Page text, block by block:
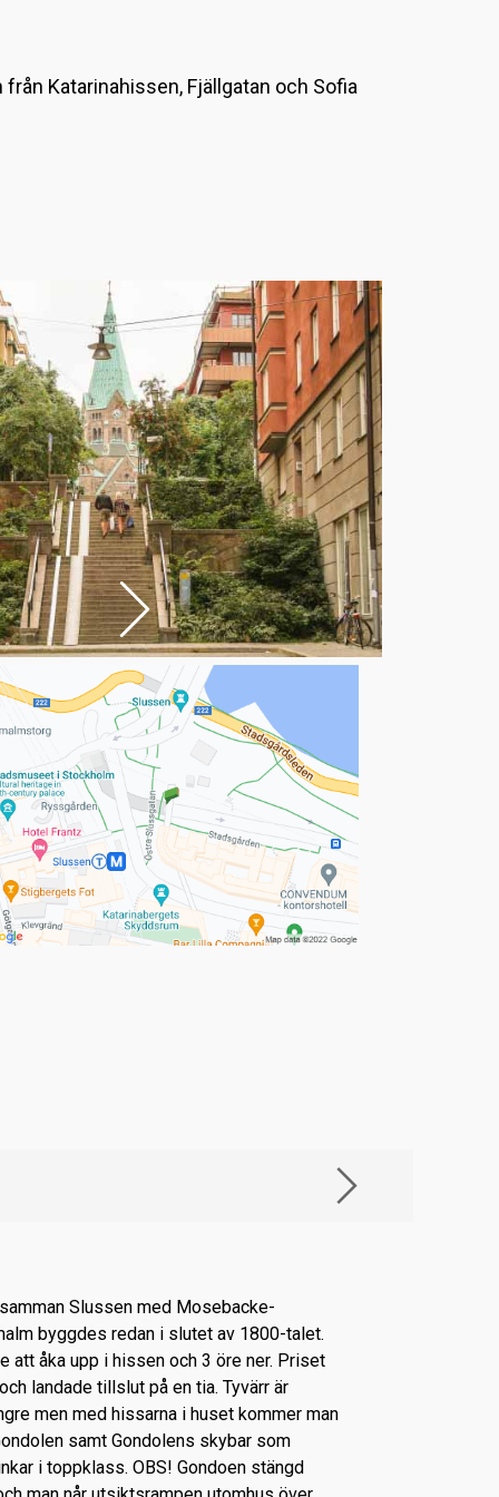
Katarinahissen, Fjällgatan och Sofia
Slussen med Mosebacke-
byggdes redan i slutet av 1800-talet.
att åka upp i hissen och 3 öre ner. Priset
landade tillslut på en tia. Tyvärr är
men med hissarna i huset kommer man
samt Gondolens skybar som
i toppklass. OBS! Gondoen stängd